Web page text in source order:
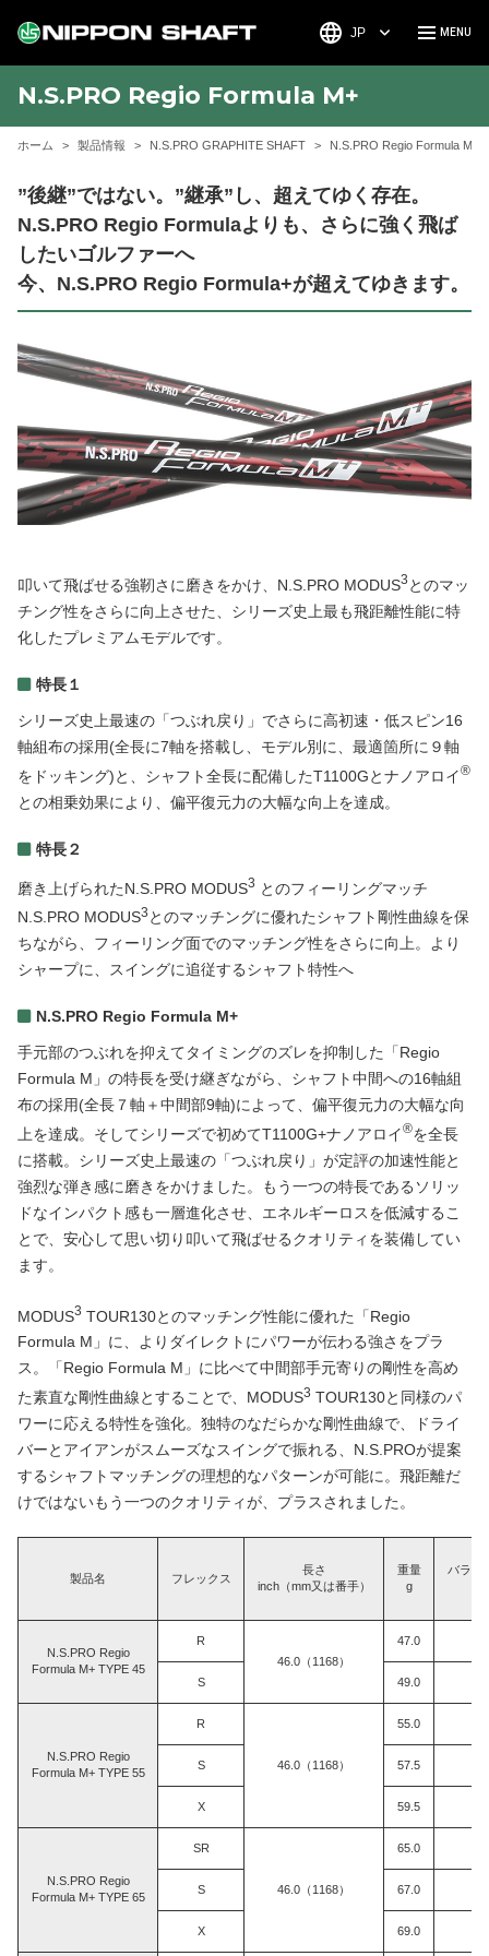
JP
N.S.PRO Regio Formula M+
ホーム 製品情報 N.S.PRO GRAPHITE SHAFT N.S.PRO Regio Formula M+
”後継”ではない。”継承”し、超えてゆく存在。
N.S.PRO Regio Formulaよりも、さらに強く飛ば
したいゴルファーへ
今、N.S.PRO Regio Formula+が超えてゆきます。
叩いて飛ばせる強靭さに磨きをかけ、N.S.PRO MODUS3 とのマッ
チング性をさらに向上させた、シリーズ史上最も飛距離性能に特
化したプレミアムモデルです。
特長１
シリーズ史上最速の「つぶれ戻り」でさらに高初速・低スピン16
軸組布の採用(全長に7軸を搭載し、モデル別に、最適箇所に９軸
をドッキング)と、シャフト全長に配備したT1100Gとナノアロイ®
との相乗効果により、偏平復元力の大幅な向上を達成。
特長２
磨き上げられたN.S.PRO MODUS3 とのフィーリングマッチ
N.S.PRO MODUS3 とのマッチングに優れたシャフト剛性曲線を保
ちながら、フィーリング面でのマッチング性をさらに向上。より
シャープに、スイングに追従するシャフト特性へ
N.S.PRO Regio Formula M+
手元部のつぶれを抑えてタイミングのズレを抑制した「Regio
Formula M」の特長を受け継ぎながら、シャフト中間への16軸組
布の採用(全長７軸＋中間部9軸)によって、偏平復元力の大幅な向
上を達成。そしてシリーズで初めてT1100G+ナノアロイ®を全長
に搭載。シリーズ史上最速の「つぶれ戻り」が定評の加速性能と
強烈な弾き感に磨きをかけました。もう一つの特長であるソリッ
ドなインパクト感も一層進化させ、エネルギーロスを低減するこ
とで、安心して思い切り叩いて飛ばせるクオリティを装備してい
ます。
MODUS3 TOUR130とのマッチング性能に優れた「Regio
Formula M」に、よりダイレクトにパワーが伝わる強さをプラ
ス。「Regio Formula M」に比べて中間部手元寄りの剛性を高め
た素直な剛性曲線とすることで、MODUS3 TOUR130と同様のパ
ワーに応える特性を強化。独特のなだらかな剛性曲線で、ドライ
バーとアイアンがスムーズなスイングで振れる、N.S.PROが提案
するシャフトマッチングの理想的なパターンが可能に。飛距離だ
けではないもう一つのクオリティが、プラスされました。
製品名 フレックス
長さ
inch（mm又は番手）
重量
g
バラン
N.S.PRO Regio
Formula M+ TYPE 45
R
46.0（1168）
47.0
S 49.0
N.S.PRO Regio
Formula M+ TYPE 55
R
46.0（1168）
55.0
S 57.5
X 59.5
N.S.PRO Regio
Formula M+ TYPE 65
SR
46.0（1168）
65.0
S 67.0
X 69.0